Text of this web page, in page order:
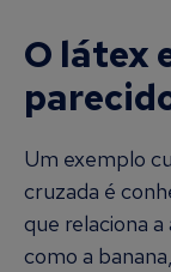
O látex
Um exemplo
cruzada é
que relaciona
como a